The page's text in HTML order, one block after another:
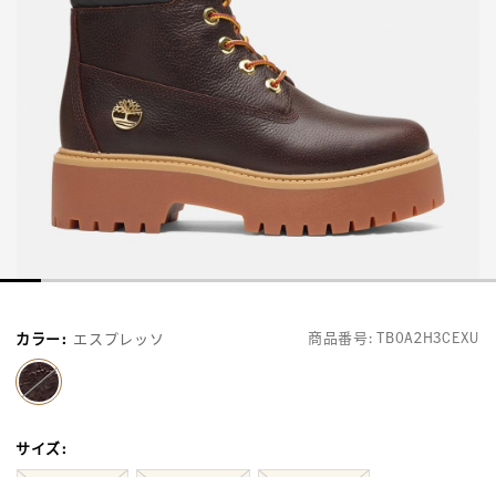
商品番号:TB0A2H3CEXU
カラー: エスプレッソ
サイズ: